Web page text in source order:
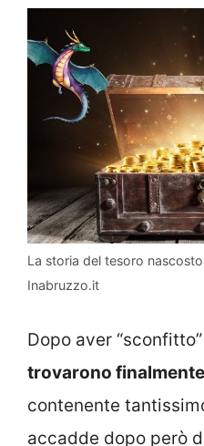
La storia del tesoro
Inabruzzo.it
Dopo aver
trovarono
contenente
accadde dopo però